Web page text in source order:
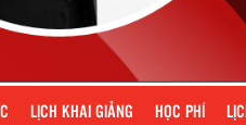
LỊCH KHAI GIẢNG HỌC PHÍ